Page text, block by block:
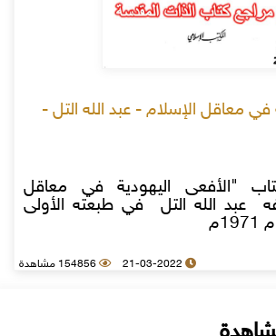
في معاقل الإسلام - عبد الله التل -
"الأفعى اليهودية في معاقل
عبد الله التل في طبعته الأولى
21-03-2022 154856 مشاهدة